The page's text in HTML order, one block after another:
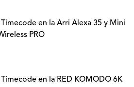
Timecode en la Arri Alexa 35 y Mini
PRO
en la RED KOMODO 6K